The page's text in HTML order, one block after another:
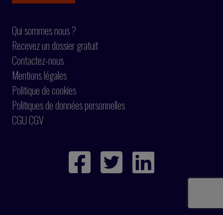
Qui sommes nous ?
Recevez un dossier gratuit
Contactez-nous
Mentions légales
Politique de cookies
Politiques de données personnelles
CGU CGV